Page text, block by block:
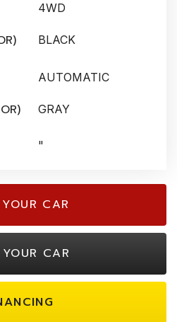
4WD
BLACK
AUTOMATIC
GRAY
"
CAR
CAR